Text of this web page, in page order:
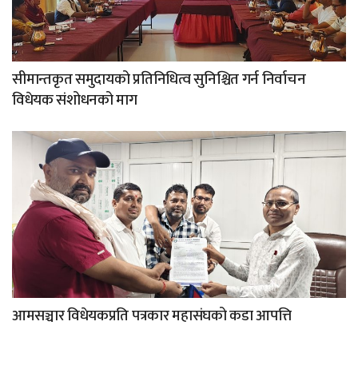
सीमान्तकृत समुदायको प्रतिनिधित्व सुनिश्चित गर्न निर्वाचन
विधेयक संशोधनको माग
आमसञ्चार विधेयकप्रति पत्रकार महासंघको कडा आपत्ति